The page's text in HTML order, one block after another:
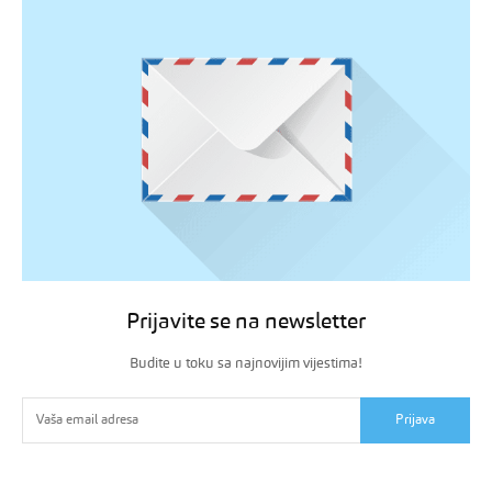
Prijavite se na newsletter
Budite u toku sa najnovijim vijestima!
Prijava